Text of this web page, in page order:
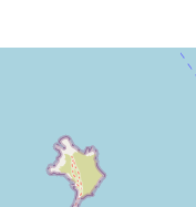
24h à l'avance.